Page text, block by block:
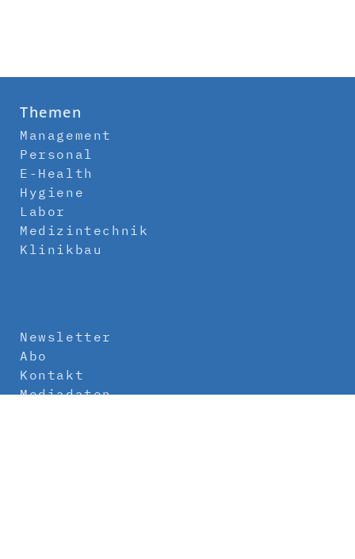
Themen
Management
Personal
E-Health
Hygiene
Labor
Medizintechnik
Klinikbau
Newsletter
Abo
Kontakt
Mediadaten